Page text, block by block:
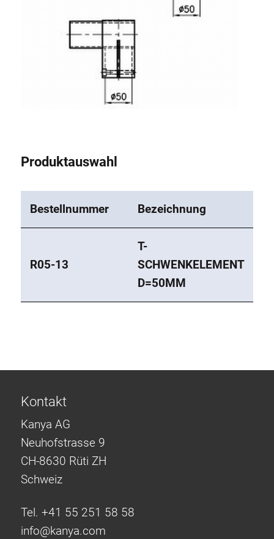
Produktauswahl
Bestellnummer Bezeichnung
R05-13
T-
SCHWENKELEMENT
D=50MM
Kontakt
Kanya AG
Neuhofstrasse 9
CH-8630 Rüti ZH
Schweiz
Tel. +41 55 251 58 58
info@kanya.com